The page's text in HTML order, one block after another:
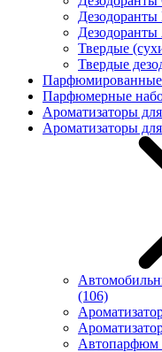
Твердые
Твердые
Парфюмированные
Парфюмерные
Ароматизаторы
Ароматизаторы
(106)
Автопарфюм